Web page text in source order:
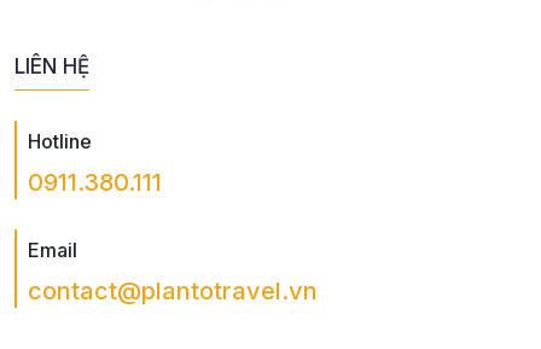
LIÊN HỆ
Hotline
0911.380.111
Email
contact@plantotravel.vn